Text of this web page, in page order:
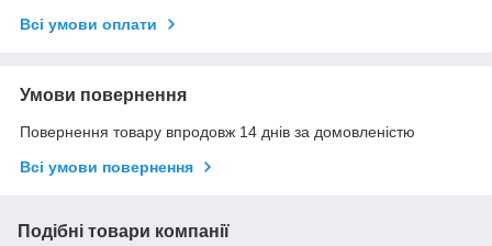
Всі умови оплати
Умови повернення
Повернення товару впродовж 14 днів за домовленістю
Всі умови повернення
Подібні товари компанії